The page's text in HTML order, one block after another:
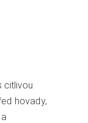
citlivou
hovady,